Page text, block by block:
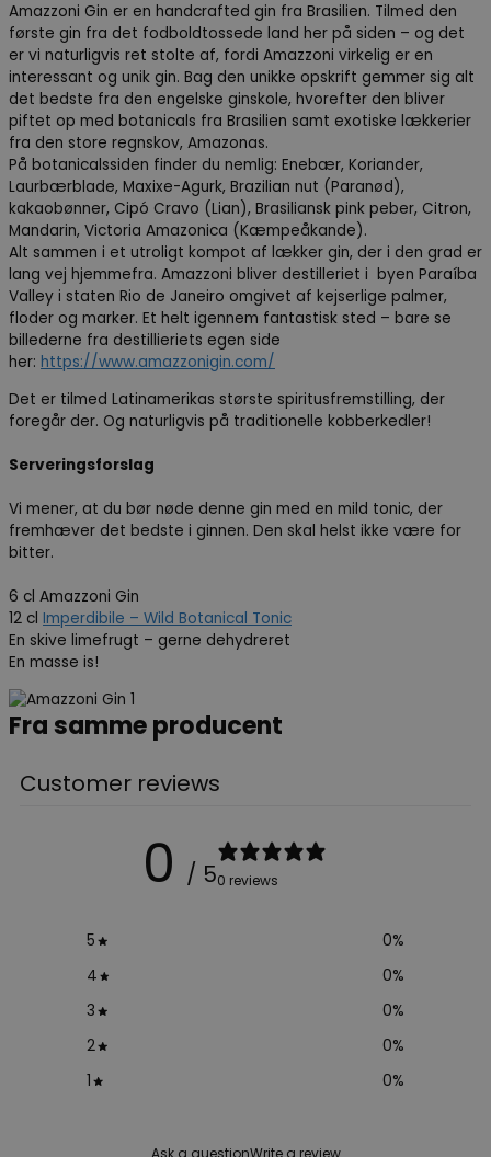
Amazzoni Gin er en handcrafted gin fra Brasilien. Tilmed den
første gin fra det fodboldtossede land her på siden – og det
er vi naturligvis ret stolte af, fordi Amazzoni virkelig er en
interessant og unik gin. Bag den unikke opskrift gemmer sig alt
det bedste fra den engelske ginskole, hvorefter den bliver
piftet op med botanicals fra Brasilien samt exotiske lækkerier
fra den store regnskov, Amazonas.
På botanicalssiden finder du nemlig: Enebær, Koriander,
Laurbærblade, Maxixe-Agurk, Brazilian nut (Paranød),
kakaobønner, Cipó Cravo (Lian), Brasiliansk pink peber, Citron,
Mandarin, Victoria Amazonica (Kæmpeåkande).
Alt sammen i et utroligt kompot af lækker gin, der i den grad er
lang vej hjemmefra. Amazzoni bliver destilleriet i byen Paraíba
Valley i staten Rio de Janeiro omgivet af kejserlige palmer,
floder og marker. Et helt igennem fantastisk sted – bare se
billederne fra destillieriets egen side
her: https://www.amazzonigin.com/
Det er tilmed Latinamerikas største spiritusfremstilling, der
foregår der. Og naturligvis på traditionelle kobberkedler!
Serveringsforslag
Vi mener, at du bør nøde denne gin med en mild tonic, der
fremhæver det bedste i ginnen. Den skal helst ikke være for
bitter.
6 cl Amazzoni Gin
12 cl Imperdibile – Wild Botanical Tonic
En skive limefrugt – gerne dehydreret
En masse is!
Fra samme producent
Customer reviews
0 / 50 reviews
5 0%
4
0%
3
0%
2
0%
1
0%